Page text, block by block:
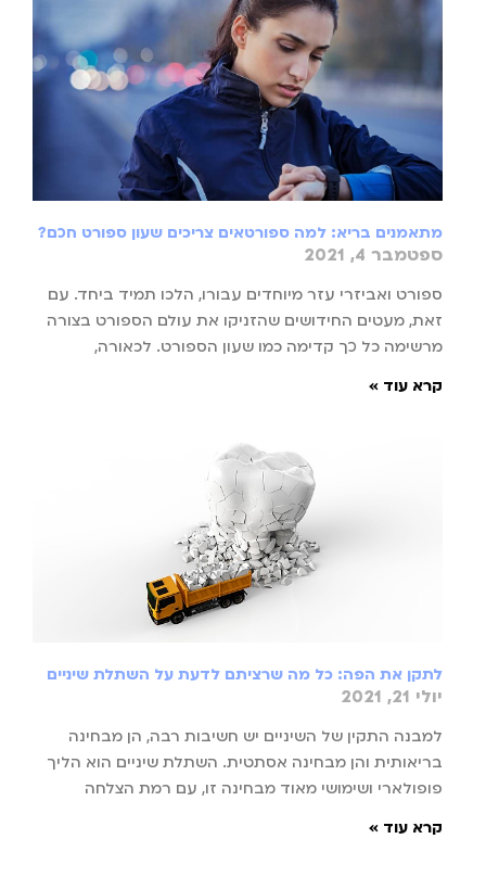
מתאמנים בריא: למה ספורטאים צריכים שעון ספורט חכם?
ספטמבר 4, 2021
ספורט ואביזרי עזר מיוחדים עבורו, הלכו תמיד ביחד. עם
זאת, מעטים החידושים שהזניקו את עולם הספורט בצורה
מרשימה כל כך קדימה כמו שעון הספורט. לכאורה,
קרא עוד »
לתקן את הפה: כל מה שרציתם לדעת על השתלת שיניים
יולי 21, 2021
למבנה התקין של השיניים יש חשיבות רבה, הן מבחינה
בריאותית והן מבחינה אסתטית. השתלת שיניים הוא הליך
פופולארי ושימושי מאוד מבחינה זו, עם רמת הצלחה
קרא עוד »